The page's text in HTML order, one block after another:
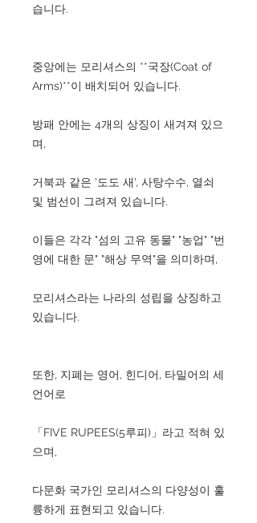
습니다.
중앙에는 모리셔스의 **국장(Coat of
Arms)**이 배치되어 있습니다.
방패 안에는 4개의 상징이 새겨져 있으
며,
거북과 같은 '도도 새', 사탕수수, 열쇠
및 범선이 그려져 있습니다.
이들은 각각 "섬의 고유 동물" "농업" "번
영에 대한 문" "해상 무역"을 의미하며,
모리셔스라는 나라의 성립을 상징하고
있습니다.
또한, 지폐는 영어, 힌디어, 타밀어의 세
언어로
「FIVE RUPEES(5루피)」라고 적혀 있
으며,
다문화 국가인 모리셔스의 다양성이 훌
륭하게 표현되고 있습니다.